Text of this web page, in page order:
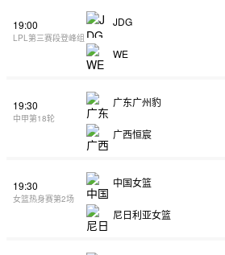
19:00
LPL第三赛段登峰组
JDG
WE
19:30
中甲第18轮
广东广州豹
广西恒宸
19:30
女篮热身赛第2场
中国女篮
尼日利亚女篮